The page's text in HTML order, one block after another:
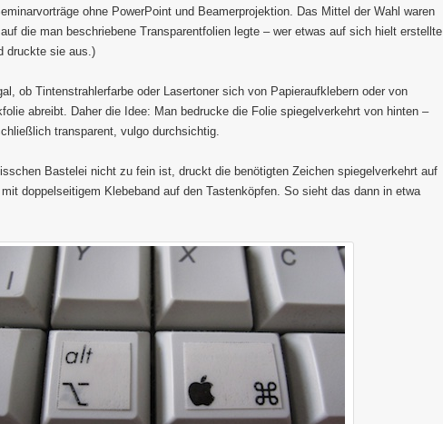
ohne PowerPoint und Beamerprojektion. Das Mittel der Wahl waren
die man beschriebene Transparentfolien legte – wer etwas auf sich hielt erstellte
druckte sie aus.)
ob Tintenstrahlerfarbe oder Lasertoner sich von Papieraufklebern oder von
abreibt. Daher die Idee: Man bedrucke die Folie spiegelverkehrt von hinten –
transparent, vulgo durchsichtig.
Bastelei nicht zu fein ist, druckt die benötigten Zeichen spiegelverkehrt auf
doppelseitigem Klebeband auf den Tastenköpfen. So sieht das dann in etwa